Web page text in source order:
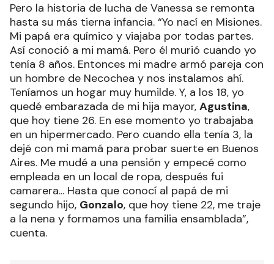
Pero la historia de lucha de Vanessa se remonta
hasta su más tierna infancia. “Yo nací en Misiones.
Mi papá era químico y viajaba por todas partes.
Así conoció a mi mamá. Pero él murió cuando yo
tenía 8 años. Entonces mi madre armó pareja con
un hombre de Necochea y nos instalamos ahí.
Teníamos un hogar muy humilde. Y, a los 18, yo
quedé embarazada de mi hija mayor, Agustina,
que hoy tiene 26. En ese momento yo trabajaba
en un hipermercado. Pero cuando ella tenía 3, la
dejé con mi mamá para probar suerte en Buenos
Aires. Me mudé a una pensión y empecé como
empleada en un local de ropa, después fui
camarera... Hasta que conocí al papá de mi
segundo hijo, Gonzalo, que hoy tiene 22, me traje
a la nena y formamos una familia ensamblada”,
cuenta.